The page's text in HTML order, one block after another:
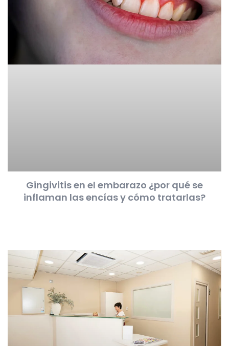
Gingivitis en el embarazo ¿por qué se
inflaman las encías y cómo tratarlas?